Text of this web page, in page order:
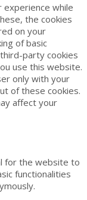
while
the cookies
on your
of basic
party cookies
use this website.
only with your
of these cookies.
affect your
for the website to
functionalities